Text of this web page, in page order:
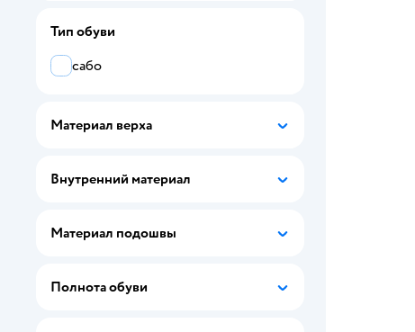
Hello Kitty
L.O.L. Surprise!
Rider
Тип обуви
сабо
Материал верха
Внутренний материал
Материал подошвы
Полнота обуви